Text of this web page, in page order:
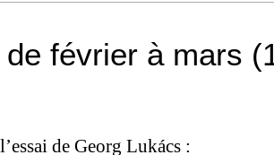
février à mars
de Georg Lukács :